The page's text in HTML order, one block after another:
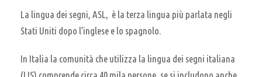
La lingua dei segni, ASL, è la terza lingua più parlata negli
Stati Uniti dopo l’inglese e lo spagnolo.
In Italia la comunità che utilizza la lingua dei segni italiana